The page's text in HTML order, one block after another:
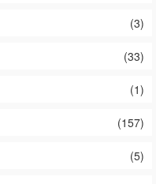
(3)
(33)
(1)
(157)
(5)